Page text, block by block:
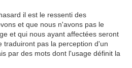
il est le ressenti des
et que nous n'avons pas le
et qui nous ayant affectées seront
traduiront pas la perception d'un
par des mots dont l'usage définit la